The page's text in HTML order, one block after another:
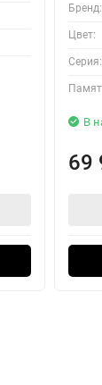
Бренд:
Цвет:
Серия:
В
69